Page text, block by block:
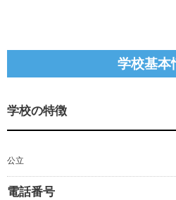
学校基本
学校の特徴
公立
電話番号